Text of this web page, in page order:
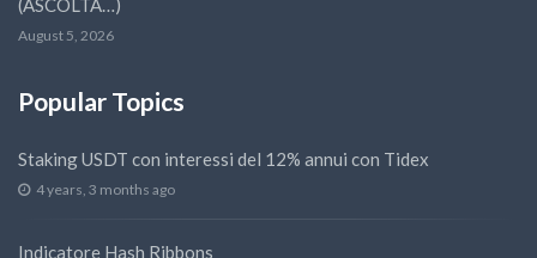
(ASCOLTA…)
August 5, 2026
Popular Topics
Staking USDT con interessi del 12% annui con Tidex
4 years, 3 months ago
Indicatore Hash Ribbons